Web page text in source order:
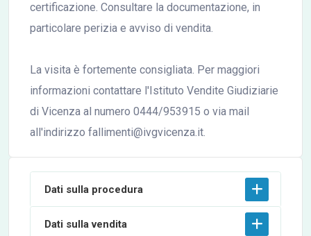
certificazione. Consultare la documentazione, in
particolare perizia e avviso di vendita.
La visita è fortemente consigliata. Per maggiori
informazioni contattare l'Istituto Vendite Giudiziarie
di Vicenza al numero 0444/953915 o via mail
all'indirizzo fallimenti@ivgvicenza.it.
Dati sulla procedura
Dati sulla vendita